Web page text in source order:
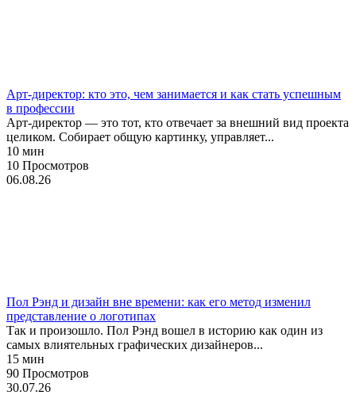
Арт-директор: кто это, чем занимается и как стать успешным
в профессии
Арт-директор — это тот, кто отвечает за внешний вид проекта
целиком. Собирает общую картинку, управляет...
10 мин
10 Просмотров
06.08.26
Пол Рэнд и дизайн вне времени: как его метод изменил
представление о логотипах
Так и произошло. Пол Рэнд вошел в историю как один из
самых влиятельных графических дизайнеров...
15 мин
90 Просмотров
30.07.26